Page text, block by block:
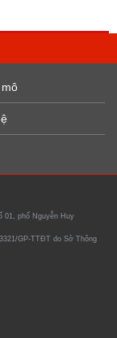
01, phố Nguyễn Huy
GP-TTĐT do Sở Thông